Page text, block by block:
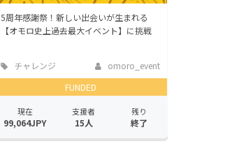
5周年感謝祭！新しい出会いが生まれる
【オモロ史上過去最大イベント】に挑戦
チャレンジ
omoro_event
FUNDED
現在
99,064JPY
支援者
15人
残り
終了